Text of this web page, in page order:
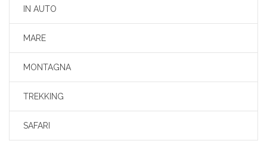
IN AUTO
MARE
MONTAGNA
TREKKING
SAFARI